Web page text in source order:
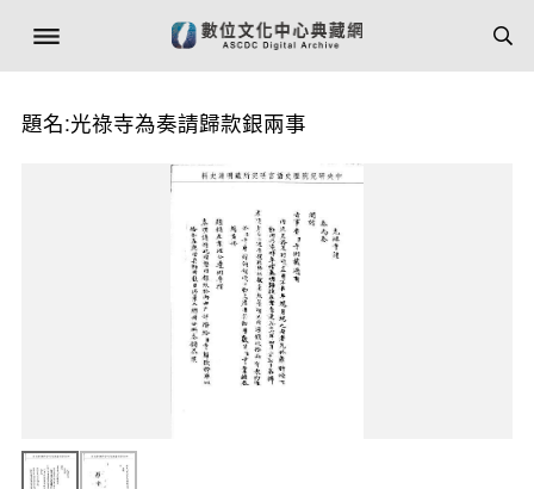
題名:光祿寺為奏請歸款銀兩事